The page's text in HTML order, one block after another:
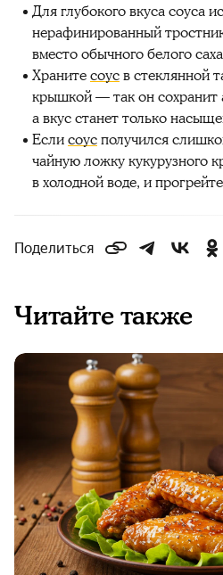
Для глубокого вкуса соуса
нерафинированный
вместо обычного белого
Хранитесоусв стеклянной
крышкой — так он сохранит
а вкус станет только
Еслисоусполучился
чайную ложку кукурузного
в холодной воде, и
Поделиться
Читайте также